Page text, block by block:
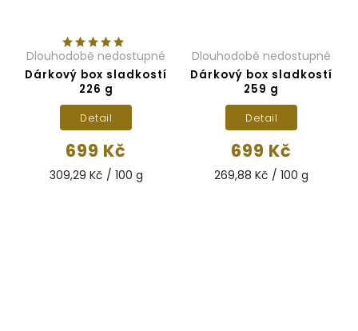
Dárkový box sladkostí
226 g
Dlouhodobě nedostupné
699 Kč
309,29 Kč / 100 g
Detail
Dárkový box sladkostí
259 g
Dlouhodobě nedostupné
699 Kč
269,88 Kč / 100 g
Detail